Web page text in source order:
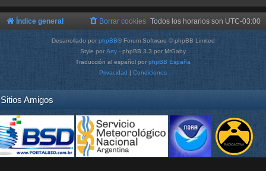
Índice general Todos los horarios son UTC-03:00
Borrar cookies
Desarrollado por phpBB® Forum Software © phpBB Limited
Style por Arty - phpBB 3.3 por MrGaby
Traducción al español por phpBB España
Privacidad | Condiciones
Sitios Amigos